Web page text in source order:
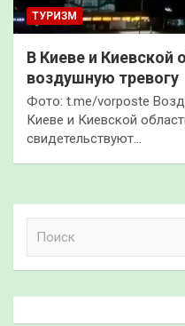
ТУРИЗМ
В Киеве и Киевской
воздушную тревогу
Фото: t.me/vorposte
Киеве и Киевской
свидетельствуют…
к